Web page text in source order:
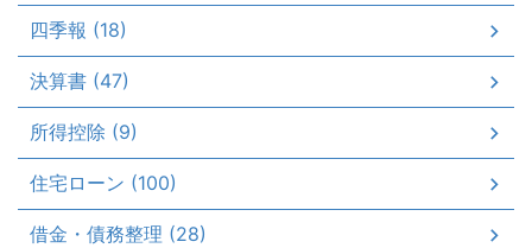
四季報 (18)
決算書 (47)
所得控除 (9)
住宅ローン (100)
借金・債務整理 (28)